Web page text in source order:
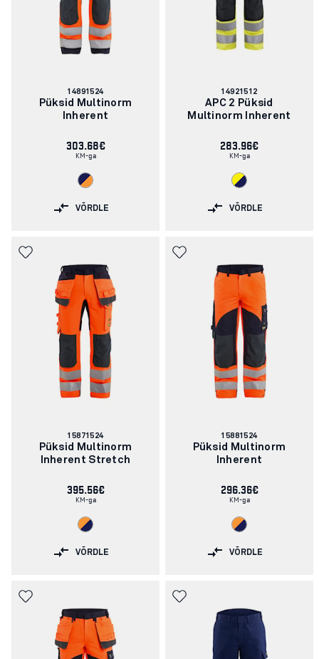
Artikli
number:
14891524
Püksid Multinorm
Inherent
303.68€
KM-ga
VÕRDLE
Artikli
number:
14921512
APC 2 Püksid
Multinorm Inherent
283.96€
KM-ga
VÕRDLE
Artikli
number:
15871524
Püksid Multinorm
Inherent Stretch
395.56€
KM-ga
VÕRDLE
Artikli
number:
15881524
Püksid Multinorm
Inherent
296.36€
KM-ga
VÕRDLE